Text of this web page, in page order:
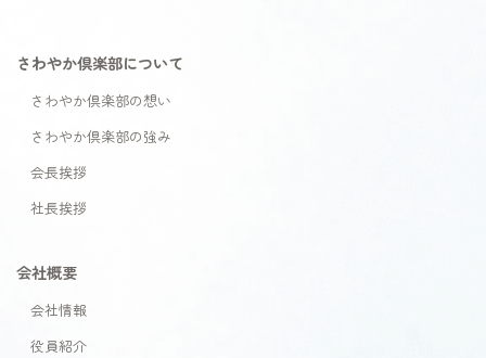
さわやか倶楽部について
さわやか倶楽部の想い
さわやか倶楽部の強み
会長挨拶
社長挨拶
会社概要
会社情報
役員紹介